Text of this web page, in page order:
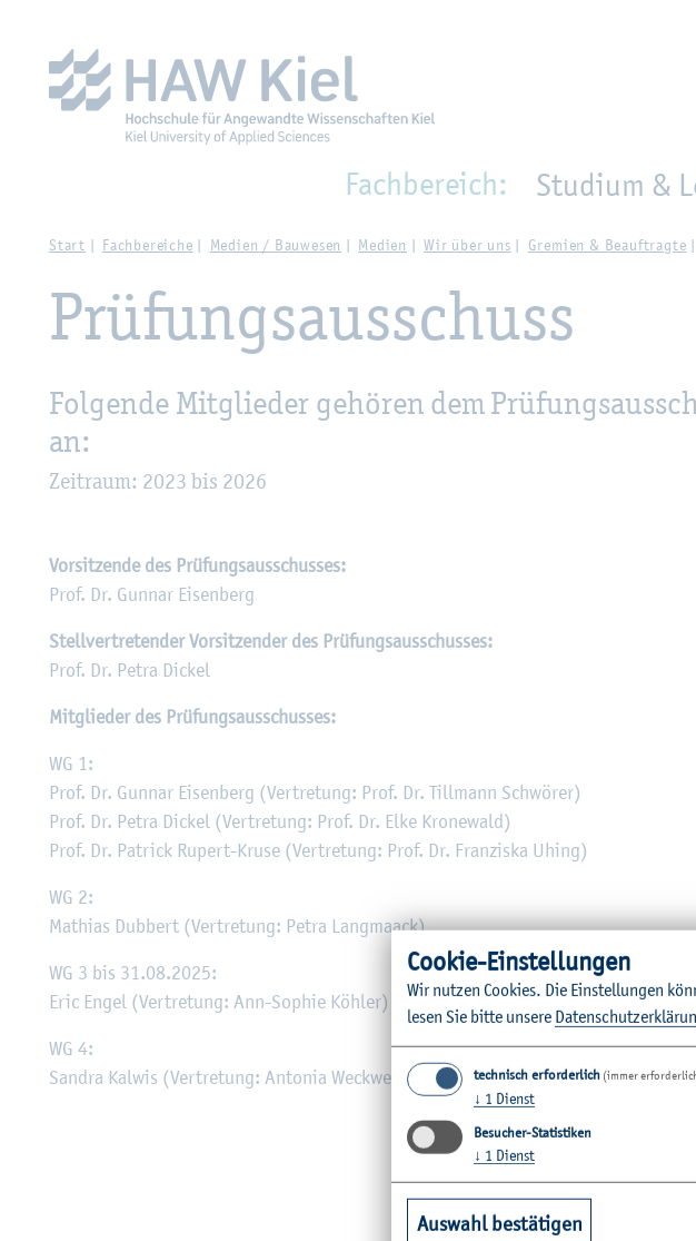
Fach­be­reich: Studium &
Start Fach­be­rei­che Me­di­en / Bau­we­sen Me­di­en Wir über uns Gre­mi­en & Be­auf­trag­te
Prü­fungs­aus­schuss
Fol­gen­de Mit­glie­der ge­hö­ren dem
an:
Zeit­raum: 2023 bis 2026
Vor­sit­zen­de des Prü­fungs­aus­schus­ses:
Prof. Dr. Gun­nar Ei­sen­berg
Stell­ver­tre­ten­der Vor­sit­zen­der des Prü­fungs­aus­schus­ses:
Prof. Dr. Petra Di­ckel
Mit­glie­der des Prü­fungs­aus­schus­ses:
WG 1:
Prof. Dr. Gun­nar Ei­sen­berg (Ver­tre­tung: Prof. Dr. Till­mann Schwö­rer)
Prof. Dr. Petra Di­ckel (Ver­tre­tung: Prof. Dr. Elke Kro­ne­wald)
Prof. Dr. Pa­trick Ru­pert-Kruse (Ver­tre­tung: Prof. Dr. Fran­zis­ka Uhing)
WG 2:
Ma­thi­as Dub­bert (Ver­tre­tung: Petra Lang­maack)
WG 3 bis 31.08.2025:
Eric Engel (Ver­tre­tung: Ann-So­phie Köh­ler)
WG 4:
San­dra Kal­wis (Ver­tre­tung: An­to­nia Weck­werth)
Coo­kie-Ein­stel­lun­gen
Wir nut­zen Coo­kies. Die Ein­stel­lun­gen
lesen Sie bitte un­se­re
technisch erforderlich (immer
↓ 1 Dienst
Besucher-Statistiken
↓ 1 Dienst
Auswahl bestätigen